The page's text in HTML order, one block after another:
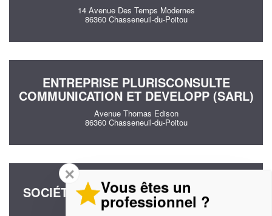
14 Avenue Des Temps Modernes
86360 Chasseneuil-du-Poitou
ENTREPRISE PLURISCONSULTE
COMMUNICATION ET DEVELOPP (SARL)
Avenue Thomas Edison
86360 Chasseneuil-du-Poitou
SOCIÉTÉ CHALLENGER EVENT (SARL)
Avenue Thomas Edison
✕
Vous êtes un
professionnel ?